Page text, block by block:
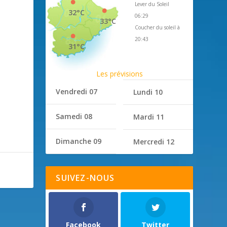
33°C
32°C
31°C
Lever du Soleil
06:29
Coucher du soleil à
20:43
Les prévisions
Vendredi 07
Samedi 08
Dimanche 09
Lundi 10
Mardi 11
Mercredi 12
SUIVEZ-NOUS
Facebook Twitter